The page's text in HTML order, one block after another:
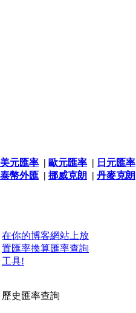
美元匯率 | 歐元匯率 | 日元匯率
泰幣外匯 | 挪威克朗 | 丹麥克朗
在你的博客網站上放
置匯率換算匯率查詢
工具!
歷史匯率查詢